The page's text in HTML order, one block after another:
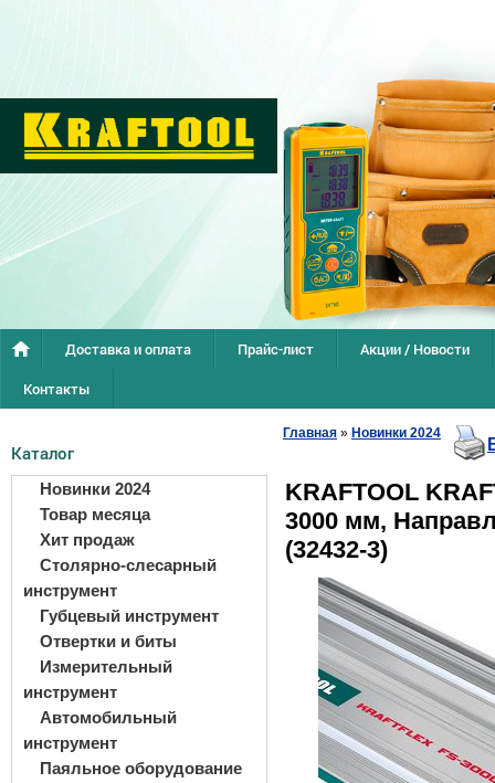
Доставка и оплата Прайс-лист
Акции / Новости
Контакты
Каталог
Новинки 2024
Товар месяца
Хит продаж
Столярно-слесарный
инструмент
Губцевый инструмент
Отвертки и биты
Измерительный
инструмент
Автомобильный
инструмент
Паяльное оборудование
Главная » Новинки 2024
KRAFTOOL
3000 мм,
(32432-3)